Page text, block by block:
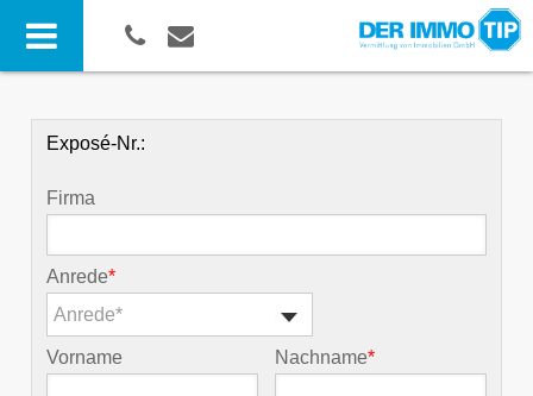
Exposé-Nr.:
Firma
Anrede*
Anrede*
Vorname Nachname*